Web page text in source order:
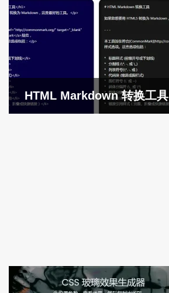
HTML Markdown 转换工具